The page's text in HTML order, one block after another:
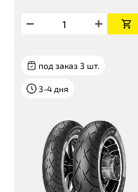
под заказ 3 шт.
3-4 дня